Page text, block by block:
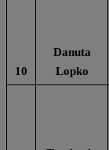
10
Danuta
Lopko